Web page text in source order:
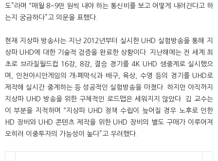
도”라며 “매월 8~9만 원씩 내야 하는 통신비를 보고 어떻게 내려간다고 하
는지 궁금하다”고 의문을 표했다
현재 지상파 방송사는 지난 2012 년부터 실시한 UHD 실험방송을 통해 지
상파 UHD에 대한 기술적 검증을 완료한 상황이다. 지난해에는 전 세계 최
초로 브라질월드컵 16강 , 8강, 결승 경기를 4K UHD 생중계로 실시했으
며
인천아시안게임의 개 ‧폐막식과 배구, 육상 수영 등의 경기를 UHD로
제작해 실시간 중계하는 등 성공적인 실험방송을 마쳤다. 하지만 아직까지
지상파 UHD 방송을 위한 구체적인 로드맵은 세워지지 않았다
김 교수는
이 부분을 지적하며 “지상파 UHD정책 수립이 늦어질 경우 노후로 인한
HD 장비와 UHD 콘텐츠 제작을 위한 UHD 장비의 별도 구매가 이루어져
오히려 이중투자의 가능성이 높다”고 우려했다